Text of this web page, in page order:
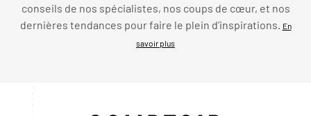
conseils de nos spécialistes, nos coups de cœur, et nos
dernières tendances pour faire le plein d’inspirations.
En
savoir plus